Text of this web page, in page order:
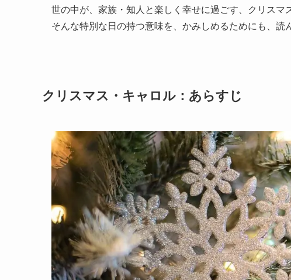
世の中が、家族・知人と楽しく幸せに過ごす、クリスマ
そんな特別な日の持つ意味を、かみしめるためにも、読
クリスマス・キャロル：あらすじ